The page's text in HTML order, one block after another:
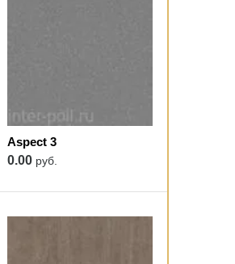
Aspect 3
0.00 руб.